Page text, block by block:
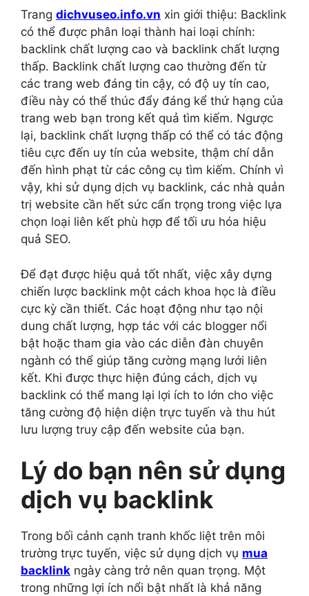
Trang dichvuseo.info.vn xin giới thiệu: Backlink
có thể được phân loại thành hai loại chính:
backlink chất lượng cao và backlink chất lượng
thấp. Backlink chất lượng cao thường đến từ
các trang web đáng tin cậy, có độ uy tín cao,
điều này có thể thúc đẩy đáng kể thứ hạng của
trang web bạn trong kết quả tìm kiếm. Ngược
lại, backlink chất lượng thấp có thể có tác động
tiêu cực đến uy tín của website, thậm chí dẫn
đến hình phạt từ các công cụ tìm kiếm. Chính vì
vậy, khi sử dụng dịch vụ backlink, các nhà quản
trị website cần hết sức cẩn trọng trong việc lựa
chọn loại liên kết phù hợp để tối ưu hóa hiệu
quả SEO.
Để đạt được hiệu quả tốt nhất, việc xây dựng
chiến lược backlink một cách khoa học là điều
cực kỳ cần thiết. Các hoạt động như tạo nội
dung chất lượng, hợp tác với các blogger nổi
bật hoặc tham gia vào các diễn đàn chuyên
ngành có thể giúp tăng cường mạng lưới liên
kết. Khi được thực hiện đúng cách, dịch vụ
backlink có thể mang lại lợi ích to lớn cho việc
tăng cường độ hiện diện trực tuyến và thu hút
lưu lượng truy cập đến website của bạn.
Lý do bạn nên sử dụng
dịch vụ backlink
Trong bối cảnh cạnh tranh khốc liệt trên môi
trường trực tuyến, việc sử dụng dịch vụ mua
backlink ngày càng trở nên quan trọng. Một
trong những lợi ích nổi bật nhất là khả năng